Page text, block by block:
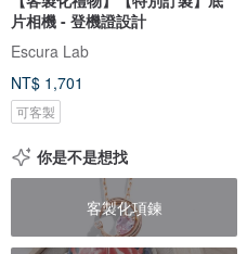
片相機 - 登機證設計
Escura Lab
NT$ 1,701
可客製
你是不是想找
客製化項鍊